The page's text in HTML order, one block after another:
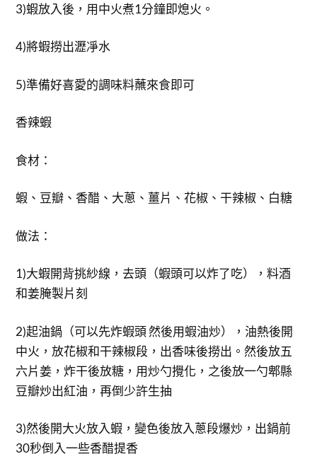
3)蝦放入後，用中火煮1分鐘即熄火。
4)將蝦撈出瀝凈水
5)準備好喜愛的調味料蘸來食即可
香辣蝦
食材：
蝦、豆瓣、香醋、大蔥、薑片、花椒、干辣椒、白糖
做法：
1)大蝦開背挑紗線，去頭（蝦頭可以炸了吃），料酒
和姜腌製片刻
2)起油鍋（可以先炸蝦頭 然後用蝦油炒），油熱後開
中火，放花椒和干辣椒段，出香味後撈出。然後放五
六片姜，炸干後放糖，用炒勺攪化，之後放一勺郫縣
豆瓣炒出紅油，再倒少許生抽
3)然後開大火放入蝦，變色後放入蔥段爆炒，出鍋前
30秒倒入一些香醋提香